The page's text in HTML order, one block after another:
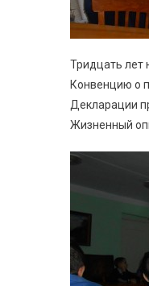
Тридцать лет
Конвенцию о
Декларации
Жизненный